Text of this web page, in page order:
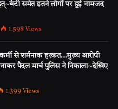
समेत इतने लोगों पर हुई नामजद
1,598 Views
से शर्मनाक हरकत…मुख्य आरोपी
पैदल मार्च पुलिस ने निकाला~देखिए
1,399 Views